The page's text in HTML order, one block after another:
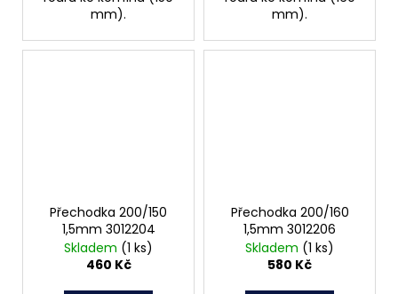
mm).
mm).
Přechodka 200/150
1,5mm 3012204
Skladem (1 ks)
460 Kč
Přechodka 200/160
1,5mm 3012206
Skladem (1 ks)
580 Kč